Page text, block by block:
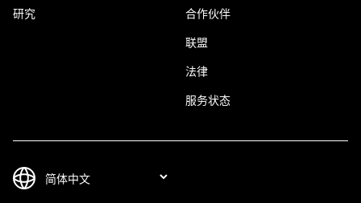
研究 合作伙伴
联盟
法律
服务状态